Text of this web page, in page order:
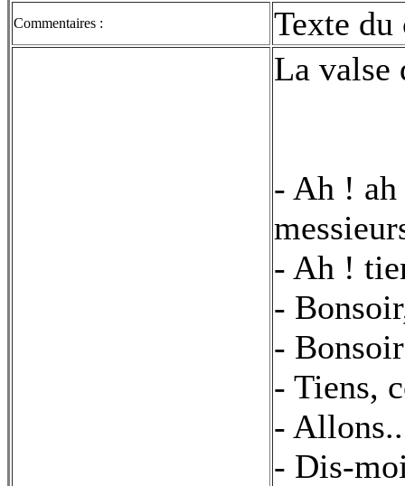
Commentaires :
Texte
La valse
- Ah ! ah
- Ah !
-
- Bonsoir
- Tiens,
-
- Dis-